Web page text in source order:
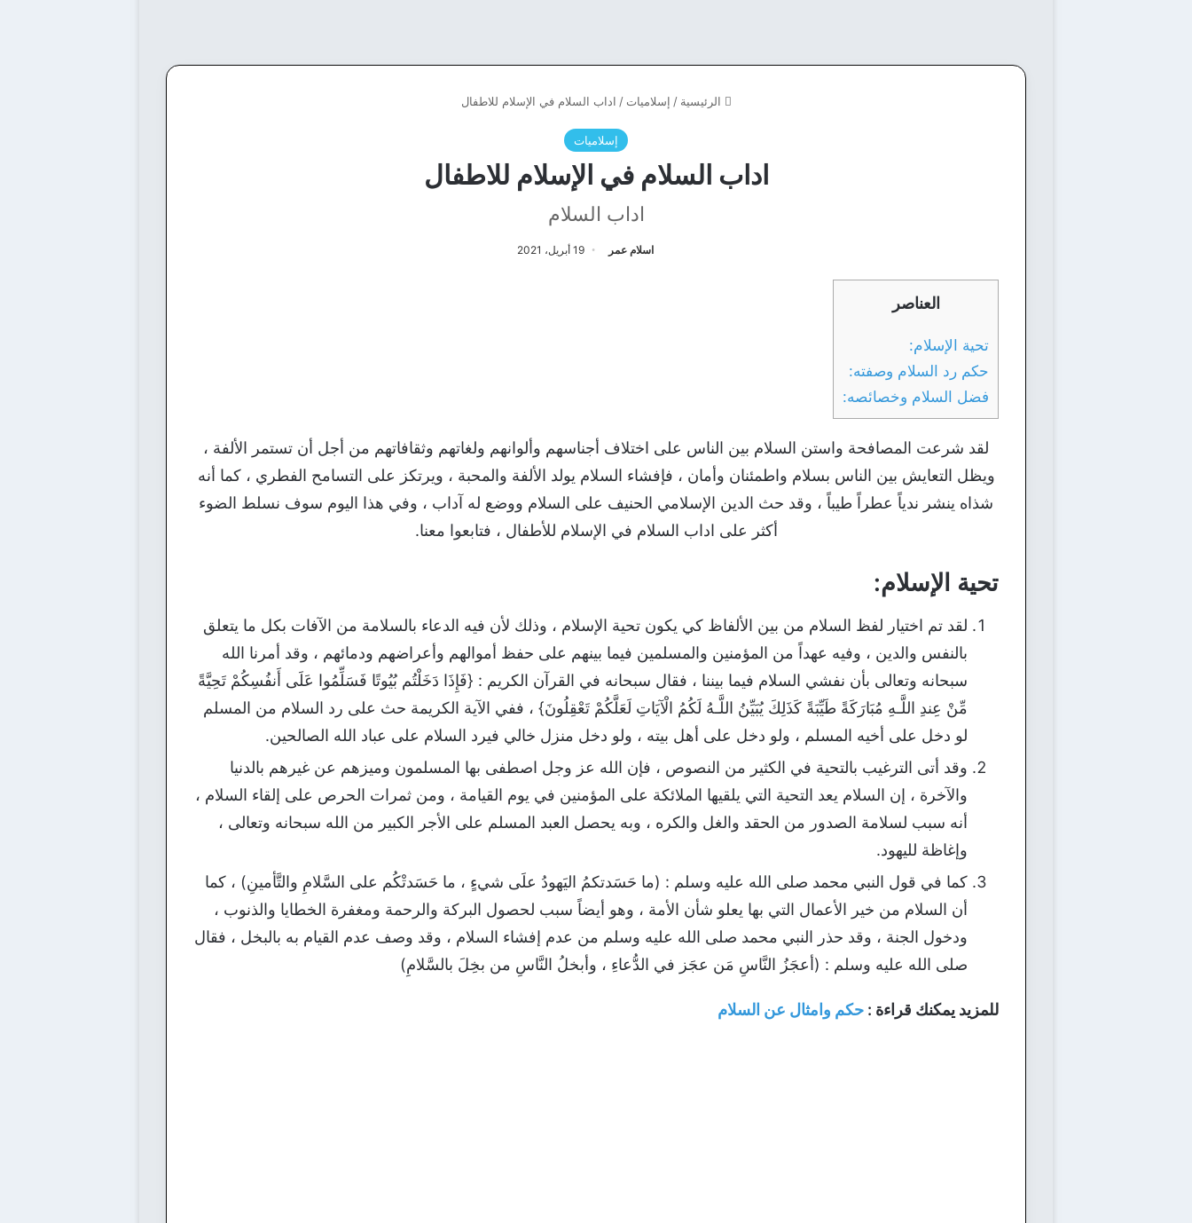
الرئيسية / إسلاميات / اداب السلام في الإسلام للاطفال
إسلاميات
اداب السلام في الإسلام للاطفال
اداب السلام
اسلام عمر 19 أبريل، 2021
العناصر
تحية الإسلام:
حكم رد السلام وصفته:
فضل السلام وخصائصه:
لقد شرعت المصافحة واستن السلام بين الناس على اختلاف أجناسهم وألوانهم ولغاتهم وثقافاتهم من أجل أن تستمر الألفة ،
ويظل التعايش بين الناس بسلام واطمئنان وأمان ، فإفشاء السلام يولد الألفة والمحبة ، ويرتكز على التسامح الفطري ، كما أنه
شذاه ينشر ندياً عطراً طيباً ، وقد حث الدين الإسلامي الحنيف على السلام ووضع له آداب ، وفي هذا اليوم سوف نسلط الضوء
أكثر على اداب السلام في الإسلام للأطفال ، فتابعوا معنا.
تحية الإسلام:
لقد تم اختيار لفظ السلام من بين الألفاظ كي يكون تحية الإسلام ، وذلك لأن فيه الدعاء بالسلامة من الآفات بكل ما يتعلق
بالنفس والدين ، وفيه عهداً من المؤمنين والمسلمين فيما بينهم على حفظ أموالهم وأعراضهم ودمائهم ، وقد أمرنا الله
سبحانه وتعالى بأن نفشي السلام فيما بيننا ، فقال سبحانه في القرآن الكريم : {فَإِذَا دَخَلْتُم بُيُوتًا فَسَلِّمُوا عَلَى أَنفُسِكُمْ تَحِيَّةً
مِّنْ عِندِ اللَّـهِ مُبَارَكَةً طَيِّبَةً كَذَلِكَ يُبَيِّنُ اللَّـهُ لَكُمُ الْآيَاتِ لَعَلَّكُمْ تَعْقِلُونَ} ، ففي الآية الكريمة حث على رد السلام من المسلم
لو دخل على أخيه المسلم ، ولو دخل على أهل بيته ، ولو دخل منزل خالي فيرد السلام على عباد الله الصالحين.
وقد أتى الترغيب بالتحية في الكثير من النصوص ، فإن الله عز وجل اصطفى بها المسلمون وميزهم عن غيرهم بالدنيا
والآخرة ، إن السلام يعد التحية التي يلقيها الملائكة على المؤمنين في يوم القيامة ، ومن ثمرات الحرص على إلقاء السلام ،
أنه سبب لسلامة الصدور من الحقد والغل والكره ، وبه يحصل العبد المسلم على الأجر الكبير من الله سبحانه وتعالى ،
وإغاظة لليهود.
كما في قول النبي محمد صلى الله عليه وسلم : (ما حَسَدتكمُ اليَهودُ علَى شيءٍ ، ما حَسَدتْكُم على السَّلامِ والتَّأمينِ) ، كما
أن السلام من خير الأعمال التي بها يعلو شأن الأمة ، وهو أيضاً سبب لحصول البركة والرحمة ومغفرة الخطايا والذنوب ،
ودخول الجنة ، وقد حذر النبي محمد صلى الله عليه وسلم من عدم إفشاء السلام ، وقد وصف عدم القيام به بالبخل ، فقال
صلى الله عليه وسلم : (أعجَزُ النَّاسِ مَن عجَز في الدُّعاءِ ، وأبخلُ النَّاسِ من بخِلَ بالسَّلامِ)
للمزيد يمكنك قراءة : حكم وامثال عن السلام